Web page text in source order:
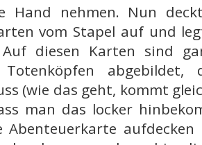
Hand nehmen. Nun
vom Stapel auf und
Auf diesen Karten sind
abgebildet,
(wie das geht, kommt
man das locker
Abenteuerkarte